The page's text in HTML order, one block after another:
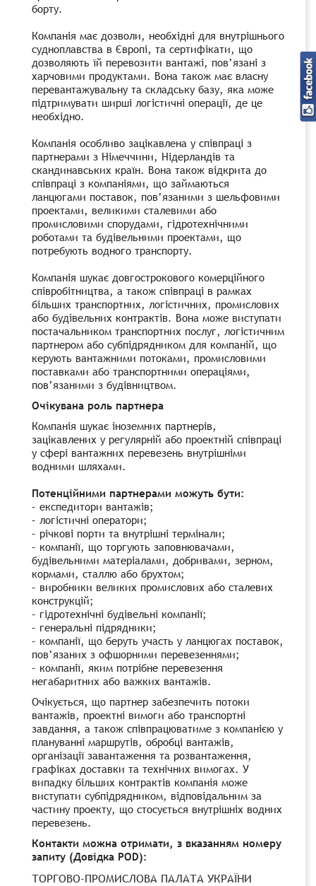
борту.
Компанія має дозволи, необхідні для внутрішнього
судноплавства в Європі, та сертифікати, що
дозволяють їй перевозити вантажі, пов’язані з
харчовими продуктами. Вона також має власну
перевантажувальну та складську базу, яка може
підтримувати ширші логістичні операції, де це
необхідно.
Компанія особливо зацікавлена ​​у співпраці з
партнерами з Німеччини, Нідерландів та
скандинавських країн. Вона також відкрита до
співпраці з компаніями, що займаються
ланцюгами поставок, пов’язаними з шельфовими
проектами, великими сталевими або
промисловими спорудами, гідротехнічними
роботами та будівельними проектами, що
потребують водного транспорту.
Компанія шукає довгострокового комерційного
співробітництва, а також співпраці в рамках
більших транспортних, логістичних, промислових
або будівельних контрактів. Вона може виступати
постачальником транспортних послуг, логістичним
партнером або субпідрядником для компаній, що
керують вантажними потоками, промисловими
поставками або транспортними операціями,
пов’язаними з будівництвом.
Очікувана роль партнера
Компанія шукає іноземних партнерів,
зацікавлених у регулярній або проектній співпраці
у сфері вантажних перевезень внутрішніми
водними шляхами.
Потенційними партнерами можуть бути:
– експедитори вантажів;
– логістичні оператори;
– річкові порти та внутрішні термінали;
– компанії, що торгують заповнювачами,
будівельними матеріалами, добривами, зерном,
кормами, сталлю або брухтом;
– виробники великих промислових або сталевих
конструкцій;
– гідротехнічні будівельні компанії;
– генеральні підрядники;
– компанії, що беруть участь у ланцюгах поставок,
пов’язаних з офшорними перевезеннями;
– компанії, яким потрібне перевезення
негабаритних або важких вантажів.
Очікується, що партнер забезпечить потоки
вантажів, проектні вимоги або транспортні
завдання, а також співпрацюватиме з компанією у
плануванні маршрутів, обробці вантажів,
організації завантаження та розвантаження,
графіках доставки та технічних вимогах. У
випадку більших контрактів компанія може
виступати субпідрядником, відповідальним за
частину проекту, що стосується внутрішніх водних
перевезень.
Контакти можна отримати, з вказанням номеру
запиту (Довідка POD):
ТОРГОВО-ПРОМИСЛОВА ПАЛАТА УКРАЇНИ